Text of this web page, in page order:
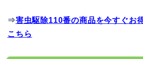
⇒害虫駆除110番の商品を今すぐお
こちら